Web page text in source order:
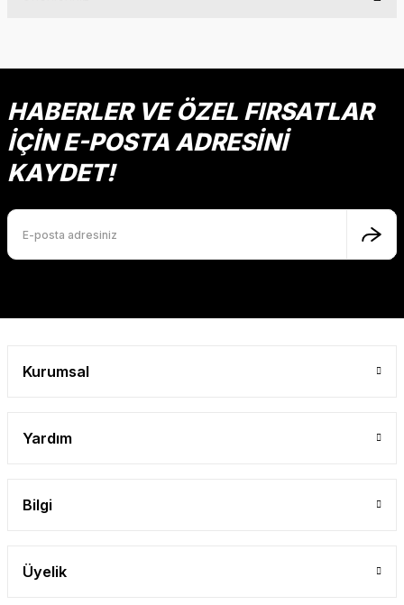
Ürün resmi kalitesiz, bozuk veya görüntülenemiyor.
Ürün açıklamasında eksik bilgiler bulunuyor.
Ürün fiyatı diğer sitelerden daha pahalı.
Bu ürüne benzer farklı alternatifler olmalı.
HABERLER VE ÖZEL FIRSATLAR
İÇİN E-POSTA ADRESİNİ
KAYDET!
Kurumsal
Yardım
Bilgi
Üyelik